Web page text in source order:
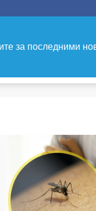
за последними